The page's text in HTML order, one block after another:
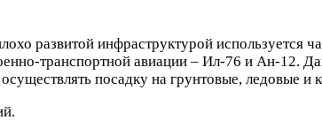
развитой инфраструктурой используется
транспортной авиации – Ил-76 и Ан-12.
посадку на грунтовые, ледовые и